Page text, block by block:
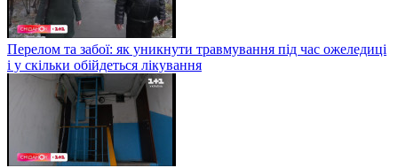
Перелом та забої: як уникнути травмування під час ожеледиці
і у скільки обійдеться лікування